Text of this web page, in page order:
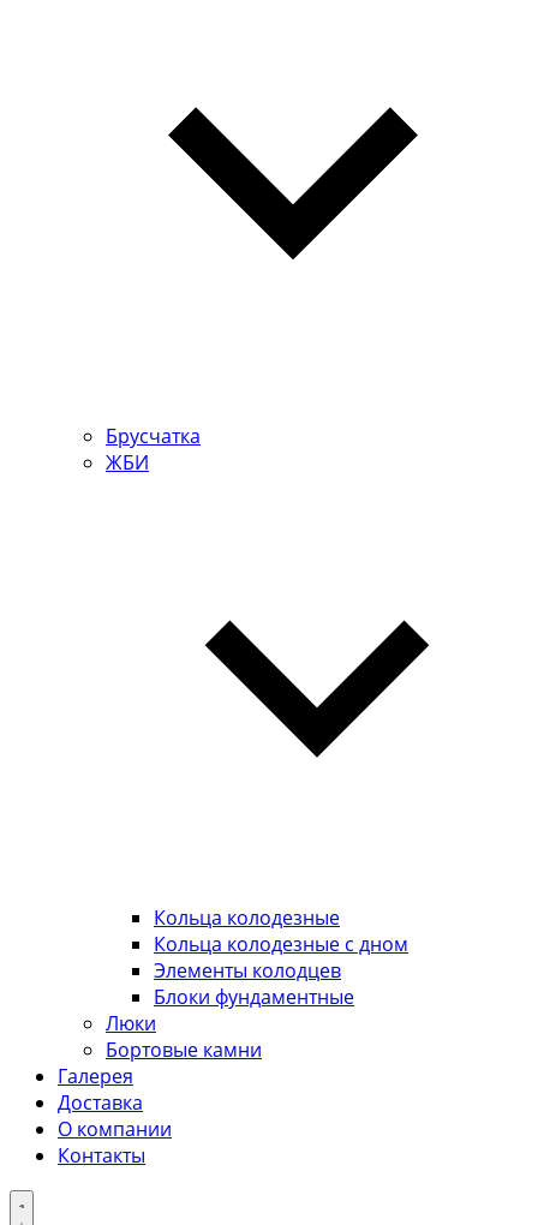
Брусчатка
ЖБИ
Кольца колодезные
Кольца колодезные с дном
Элементы колодцев
Блоки фундаментные
Люки
Бортовые камни
Галерея
Доставка
О компании
Контакты